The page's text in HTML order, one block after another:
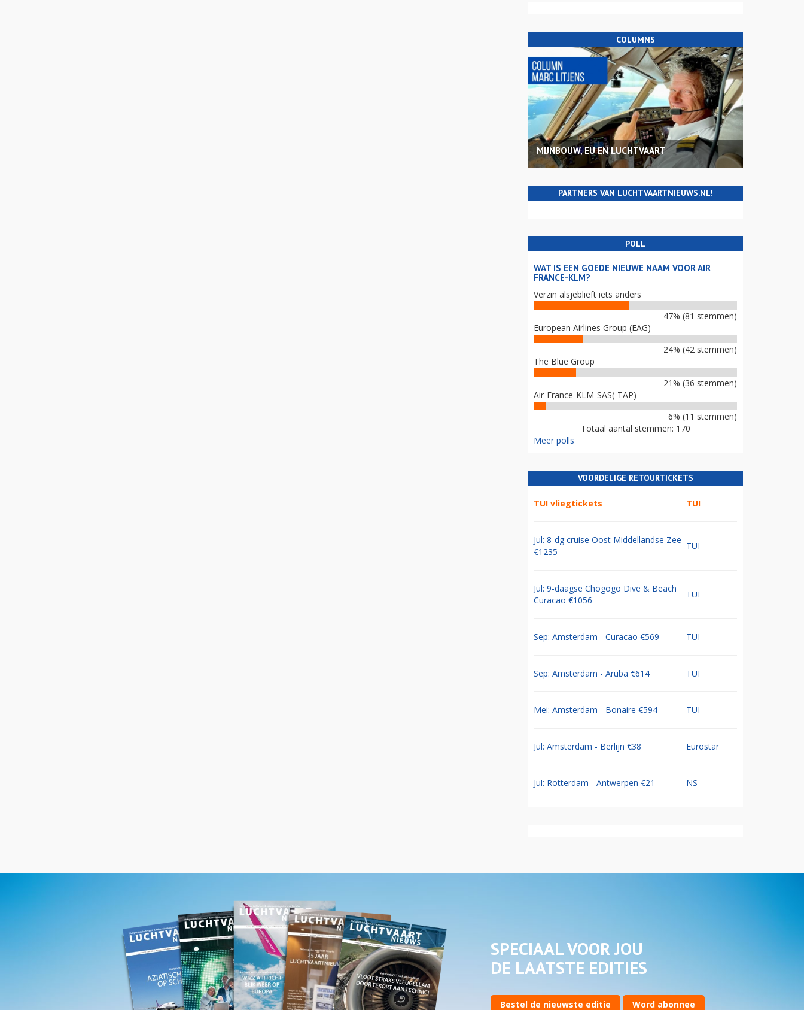
COLUMNS
MIJNBOUW, EU EN LUCHTVAART
PARTNERS VAN LUCHTVAARTNIEUWS.NL!
POLL
WAT IS EEN GOEDE NIEUWE NAAM VOOR AIR
FRANCE-KLM?
Verzin alsjeblieft iets anders
47% (81 stemmen)
European Airlines Group (EAG)
24% (42 stemmen)
The Blue Group
21% (36 stemmen)
Air-France-KLM-SAS(-TAP)
6% (11 stemmen)
Totaal aantal stemmen: 170
Meer polls
VOORDELIGE RETOURTICKETS
TUI vliegtickets TUI
Jul: 8-dg cruise Oost Middellandse Zee
€1235
TUI
Jul: 9-daagse Chogogo Dive & Beach
Curacao €1056
TUI
Sep: Amsterdam - Curacao €569 TUI
Sep: Amsterdam - Aruba €614 TUI
Mei: Amsterdam - Bonaire €594 TUI
Jul: Amsterdam - Berlijn €38 Eurostar
Jul: Rotterdam - Antwerpen €21 NS
SPECIAAL VOOR JOU
DE LAATSTE EDITIES
Bestel de nieuwste editie Word abonnee